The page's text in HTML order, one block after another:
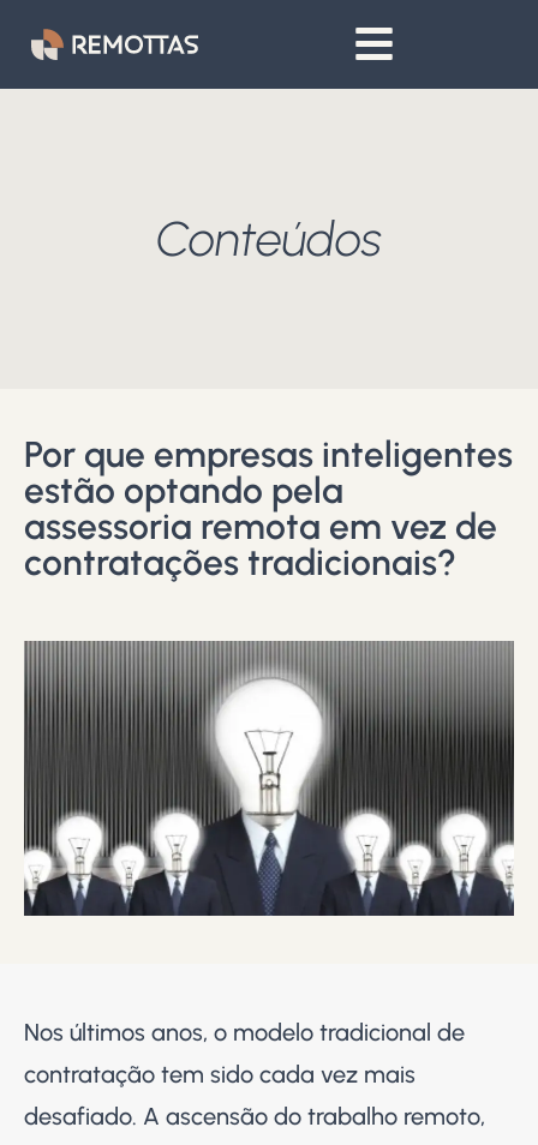
Conteúdos
Por que empresas inteligentes
estão optando pela
assessoria remota em vez de
contratações tradicionais?
Nos últimos anos, o modelo tradicional de
contratação tem sido cada vez mais
desafiado. A ascensão do trabalho remoto,